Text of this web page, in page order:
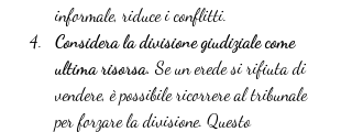
informale, riduce i conflitti.
Considera la divisione giudiziale come
ultima risorsa. Se un erede si rifiuta di
vendere, è possibile ricorrere al tribunale
per forzare la divisione. Questo